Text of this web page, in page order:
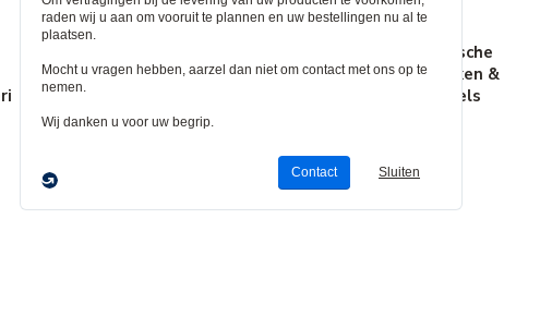
rs
Accessoires
Elektrische
Backboxen &
Beugels